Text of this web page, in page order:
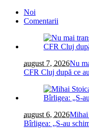
Noi
Comentarii
august 7, 2026Nu
CFR Cluj după ce
august 6, 2026Mihai
Bîrligea: „S-au